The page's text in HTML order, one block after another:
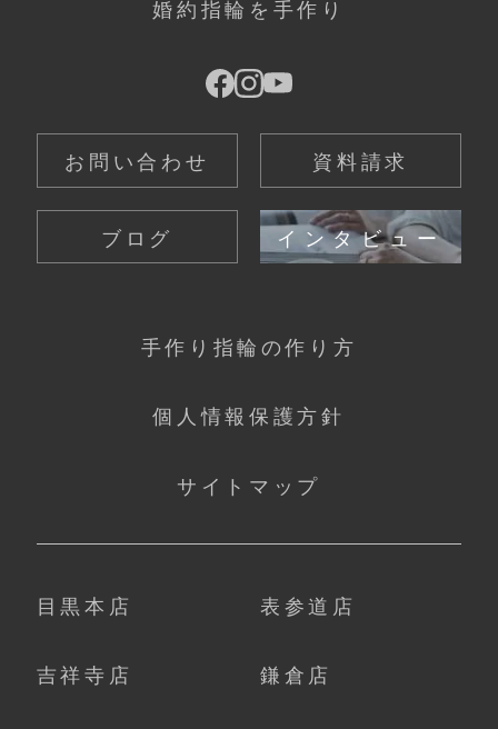
婚約指輪を手作り
お問い合わせ 資料請求
ブログ インタビュー
手作り指輪の作り方
個人情報保護方針
サイトマップ
目黒本店 表参道店
吉祥寺店 鎌倉店